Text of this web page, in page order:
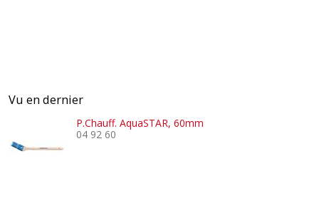
Vu en dernier
P.Chauff. AquaSTAR, 60mm
04 92 60